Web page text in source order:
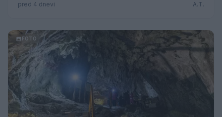
podnebnega sklada so porabljena, evropskega vira ne
objavljen nov poziv, sporoča pristojno ministrstvo.
pred 4 dnevi A.T.
FOTO